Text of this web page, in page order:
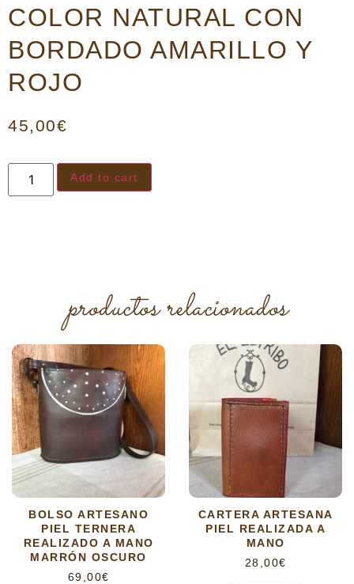
COLOR NATURAL CON
BORDADO AMARILLO Y
ROJO
45,00€
Add to cart
productos relacionados
BOLSO ARTESANO
PIEL TERNERA
REALIZADO A MANO
MARRÓN OSCURO
69,00€
CARTERA ARTESANA
PIEL REALIZADA A
MANO
28,00€